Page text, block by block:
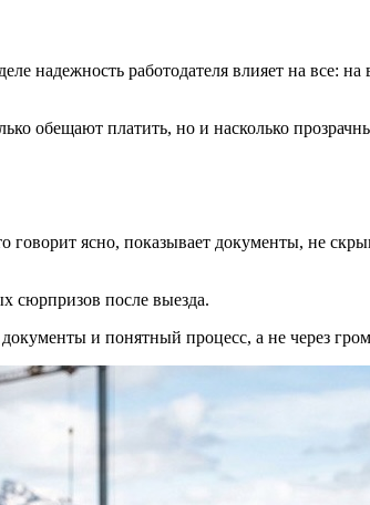
надежность работодателя влияет на все:
обещают платить, но и насколько
ясно, показывает документы, не
сюрпризов после выезда.
и понятный процесс, а не через